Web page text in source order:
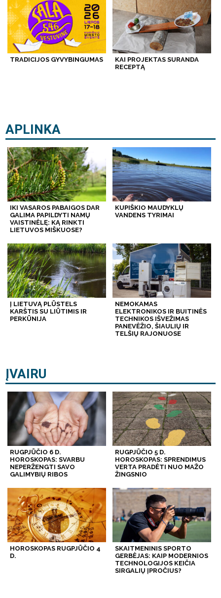
TRADICIJOS GYVYBINGUMAS
KAI PROJEKTAS SURANDA
RECEPTĄ
APLINKA
IKI VASAROS PABAIGOS DAR
GALIMA PAPILDYTI NAMŲ
VAISTINĖLĘ: KĄ RINKTI
LIETUVOS MIŠKUOSE?
KUPIŠKIO MAUDYKLŲ
VANDENS TYRIMAI
Į LIETUVĄ PLŪSTELS
KARŠTIS SU LIŪTIMIS IR
PERKŪNIJA
NEMOKAMAS
ELEKTRONIKOS IR BUITINĖS
TECHNIKOS IŠVEŽIMAS
PANEVĖŽIO, ŠIAULIŲ IR
TELŠIŲ RAJONUOSE
ĮVAIRU
RUGPJŪČIO 6 D.
HOROSKOPAS: SVARBU
NEPERŽENGTI SAVO
GALIMYBIŲ RIBOS
RUGPJŪČIO 5 D.
HOROSKOPAS: SPRENDIMUS
VERTA PRADĖTI NUO MAŽO
ŽINGSNIO
HOROSKOPAS RUGPJŪČIO 4
D.
SKAITMENINIS SPORTO
GERBĖJAS: KAIP MODERNIOS
TECHNOLOGIJOS KEIČIA
SIRGALIŲ ĮPROČIUS?